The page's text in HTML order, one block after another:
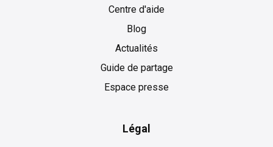
Centre d'aide
Blog
Actualités
Guide de partage
Espace presse
Légal